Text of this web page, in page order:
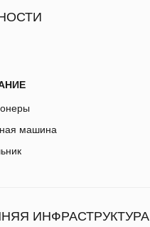
машина
ИНФРАСТРУКТУРА